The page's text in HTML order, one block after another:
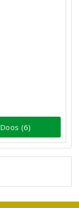
Doos (6)